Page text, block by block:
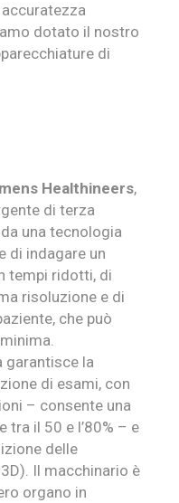
dotato il nostro
di
Healthineers,
di terza
una tecnologia
di indagare un
tempi ridotti, di
risoluzione e di
che può
garantisce la
di esami, con
– consente una
tra il 50 e l’80% – e
delle
Il macchinario è
organo in